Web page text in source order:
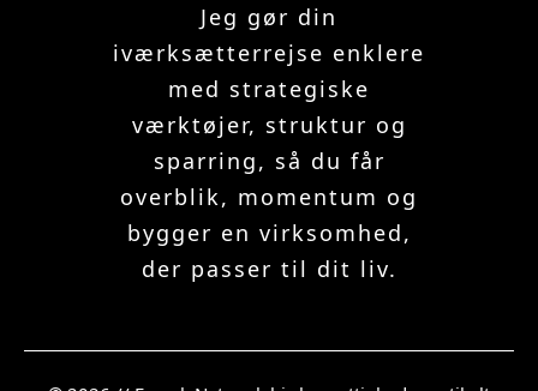
Jeg gør din
iværksætterrejse enklere
med strategiske
værktøjer, struktur og
sparring, så du får
overblik, momentum og
bygger en virksomhed,
der passer til dit liv.